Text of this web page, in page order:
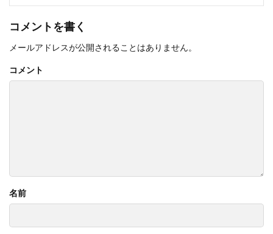
コメントを書く
メールアドレスが公開されることはありません。
コメント
名前